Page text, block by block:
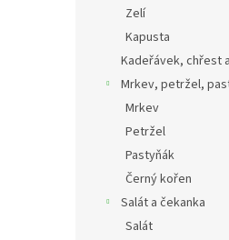
Zelí
Kapusta
Kadeřávek, chřest
Mrkev, petržel,
Mrkev
Petržel
Pastyňák
Černý kořen
Salát a čekanka
Salát